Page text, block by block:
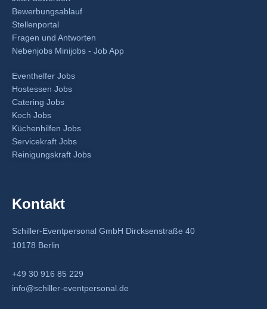
Bewerbungsablauf
Stellenportal
Fragen und Antworten
Nebenjobs Minijobs - Job App
Eventhelfer Jobs
Hostessen Jobs
Catering Jobs
Koch Jobs
Küchenhilfen Jobs
Servicekraft Jobs
Reinigungskraft Jobs
Kontakt
Schiller-Eventpersonal GmbH Dircksenstraße 40
10178 Berlin
+49 30 916 85 229
info@schiller-eventpersonal.de